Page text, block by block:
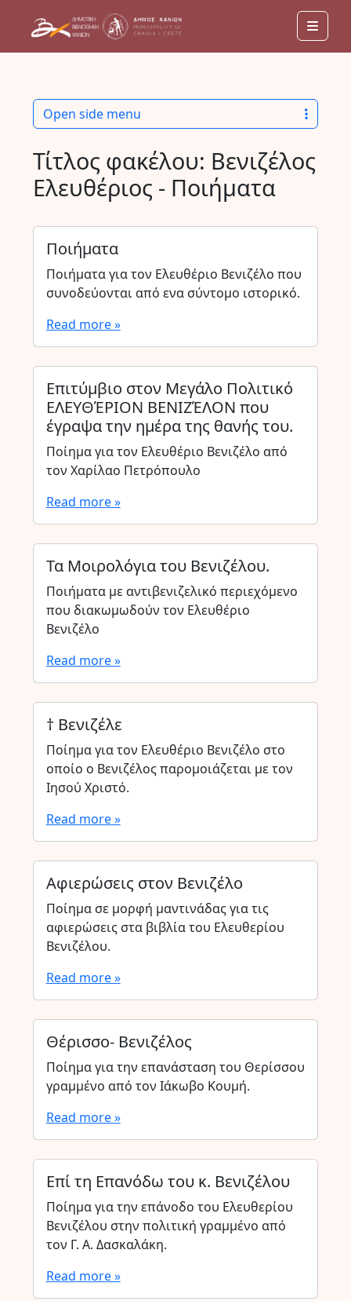
Τίτλος φακέλου: Βενιζέλος
Ελευθέριος - Ποιήματα
Ποιήματα
Ποιήματα για τον Ελευθέριο Βενιζέλο που
συνοδεύονται από ενα σύντομο ιστορικό.
Read more »
Επιτύμβιο στον Μεγάλο Πολιτικό
ΕΛΕΥΘΈΡΙΟΝ ΒΕΝΙΖΈΛΟΝ που
έγραψα την ημέρα της θανής του.
Ποίημα για τον Ελευθέριο Βενιζέλο από
τον Χαρίλαο Πετρόπουλο
Read more »
Τα Μοιρολόγια του Βενιζέλου.
Ποιήματα με αντιβενιζελικό περιεχόμενο
που διακωμωδούν τον Ελευθέριο
Βενιζέλο
Read more »
† Βενιζέλε
Ποίημα για τον Ελευθέριο Βενιζέλο στο
οποίο ο Βενιζέλος παρομοιάζεται με τον
Ιησού Χριστό.
Read more »
Αφιερώσεις στον Βενιζέλο
Ποίημα σε μορφή μαντινάδας για τις
αφιερώσεις στα βιβλία του Ελευθερίου
Βενιζέλου.
Read more »
Θέρισσο- Βενιζέλος
Ποίημα για την επανάσταση του Θερίσσου
γραμμένο από τον Ιάκωβο Κουμή.
Read more »
Επί τη Επανόδω του κ. Βενιζέλου
Ποίημα για την επάνοδο του Ελευθερίου
Βενιζέλου στην πολιτική γραμμένο από
τον Γ. Α. Δασκαλάκη.
Read more »
Open side menu